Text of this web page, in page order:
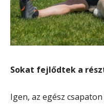
Sokat fejlődtek a
Igen, az egész